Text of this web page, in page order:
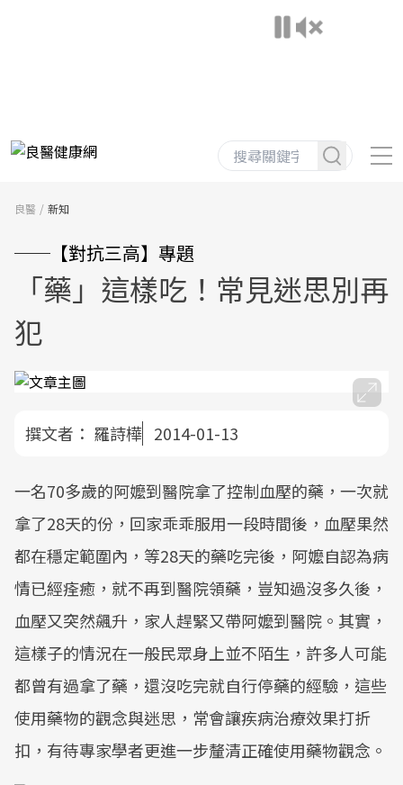
良醫 新知
──【對抗三高】專題
「藥」這樣吃！常見迷思別再
犯
撰文者： 羅詩樺 2014-01-13
一名70多歲的阿嬤到醫院拿了控制血壓的藥，一次就
拿了28天的份，回家乖乖服用一段時間後，血壓果然
都在穩定範圍內，等28天的藥吃完後，阿嬤自認為病
情已經痊癒，就不再到醫院領藥，豈知過沒多久後，
血壓又突然飆升，家人趕緊又帶阿嬤到醫院。其實，
這樣子的情況在一般民眾身上並不陌生，許多人可能
都曾有過拿了藥，還沒吃完就自行停藥的經驗，這些
使用藥物的觀念與迷思，常會讓疾病治療效果打折
扣，有待專家學者更進一步釐清正確使用藥物觀念。